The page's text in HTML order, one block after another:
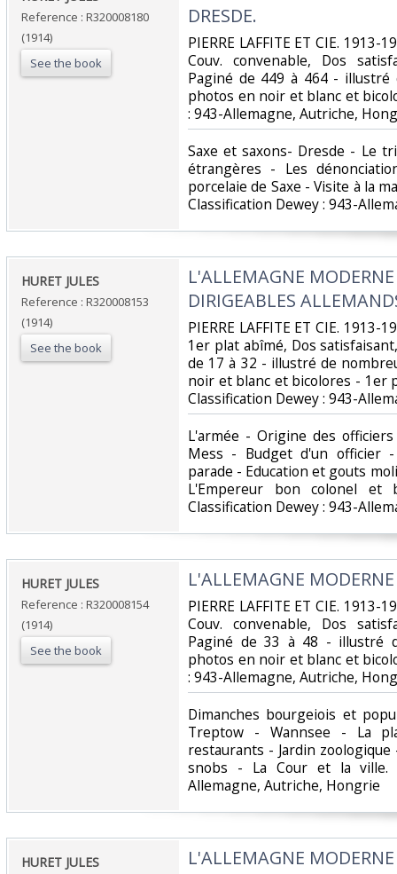
Reference : R320008180
(1914)
See the book
DRESDE.‎
‎PIERRE LAFFITE ET CIE.
Couv. convenable, Dos
Paginé de 449 à 464 - illustré
photos en noir et blanc et
: 943-Allemagne, Autriche,
‎Saxe et saxons- Dresde - Le
étrangères - Les
porcelaie de Saxe - Visite à la
Classification Dewey : 943-
‎HURET JULES‎
Reference : R320008153
(1914)
See the book
‎L'ALLEMAGNE
DIRIGEABLES
‎PIERRE LAFFITE ET CIE.
1er plat abîmé, Dos
de 17 à 32 - illustré de
noir et blanc et bicolores - 1er
Classification Dewey : 943-
‎L'armée - Origine des
Mess - Budget d'un officier
parade - Education et gouts
L'Empereur bon colonel et
Classification Dewey : 943-
‎HURET JULES‎
Reference : R320008154
(1914)
See the book
‎L'ALLEMAGNE
‎PIERRE LAFFITE ET CIE.
Couv. convenable, Dos
Paginé de 33 à 48 - illustré
photos en noir et blanc et
: 943-Allemagne, Autriche,
‎Dimanches bourgeiois et
Treptow - Wannsee - La
restaurants - Jardin
snobs - La Cour et la ville.
Allemagne, Autriche, Hongrie‎
‎HURET JULES‎ ‎L'ALLEMAGNE